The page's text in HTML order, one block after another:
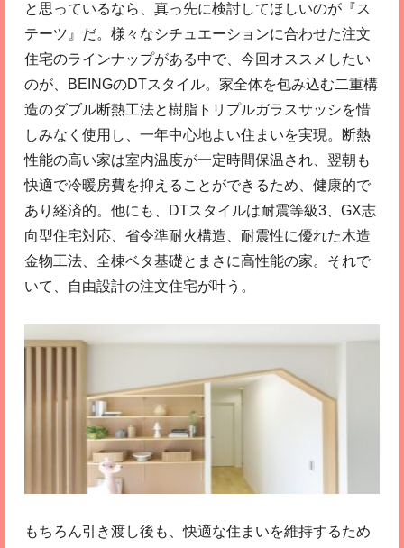
と思っているなら、真っ先に検討してほしいのが『ス
テーツ』だ。様々なシチュエーションに合わせた注文
住宅のラインナップがある中で、今回オススメしたい
のが、BEINGのDTスタイル。家全体を包み込む二重構
造のダブル断熱工法と樹脂トリプルガラスサッシを惜
しみなく使用し、一年中心地よい住まいを実現。断熱
性能の高い家は室内温度が一定時間保温され、翌朝も
快適で冷暖房費を抑えることができるため、健康的で
あり経済的。他にも、DTスタイルは耐震等級3、GX志
向型住宅対応、省令準耐火構造、耐震性に優れた木造
金物工法、全棟ベタ基礎とまさに高性能の家。それで
いて、自由設計の注文住宅が叶う。
もちろん引き渡し後も、快適な住まいを維持するため